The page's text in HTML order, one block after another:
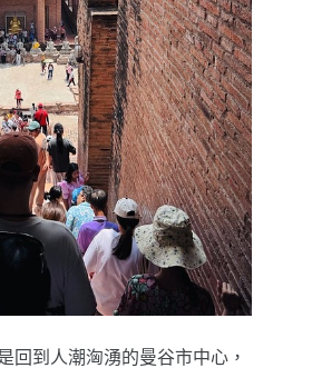
回到人潮洶湧的曼谷市中心，